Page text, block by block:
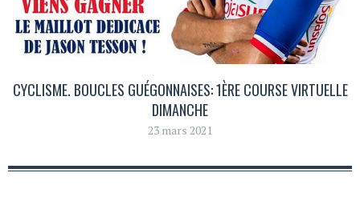
CYCLISME. BOUCLES GUÉGONNAISES: 1ÈRE COURSE VIRTUELLE
DIMANCHE
23 mars 2021